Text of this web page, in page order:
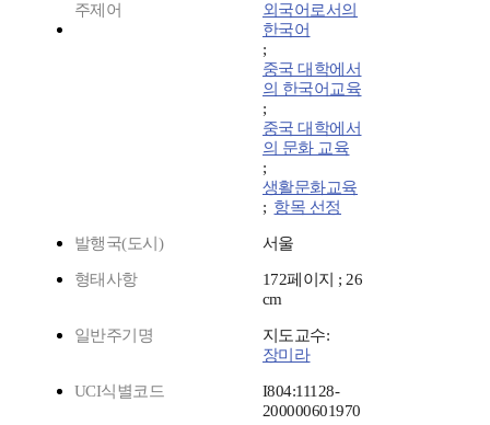
주제어
외국어로서의
한국어
;
중국 대학에서
의 한국어교육
;
중국 대학에서
의 문화 교육
;
생활문화교육
; 항목 선정
발행국(도시) 서울
형태사항
172페이지 ; 26
cm
일반주기명
지도교수:
장미라
UCI식별코드
I804:11128-
200000601970